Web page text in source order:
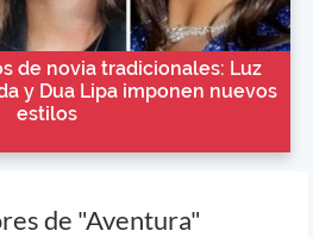
de novia tradicionales: Luz
y Dua Lipa imponen nuevos
estilos
de "Aventura"